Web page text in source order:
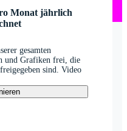
Monat jährlich
gesamten
und Grafiken frei, die
sind. Video